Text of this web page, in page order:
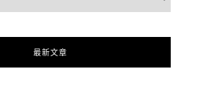
最新文章